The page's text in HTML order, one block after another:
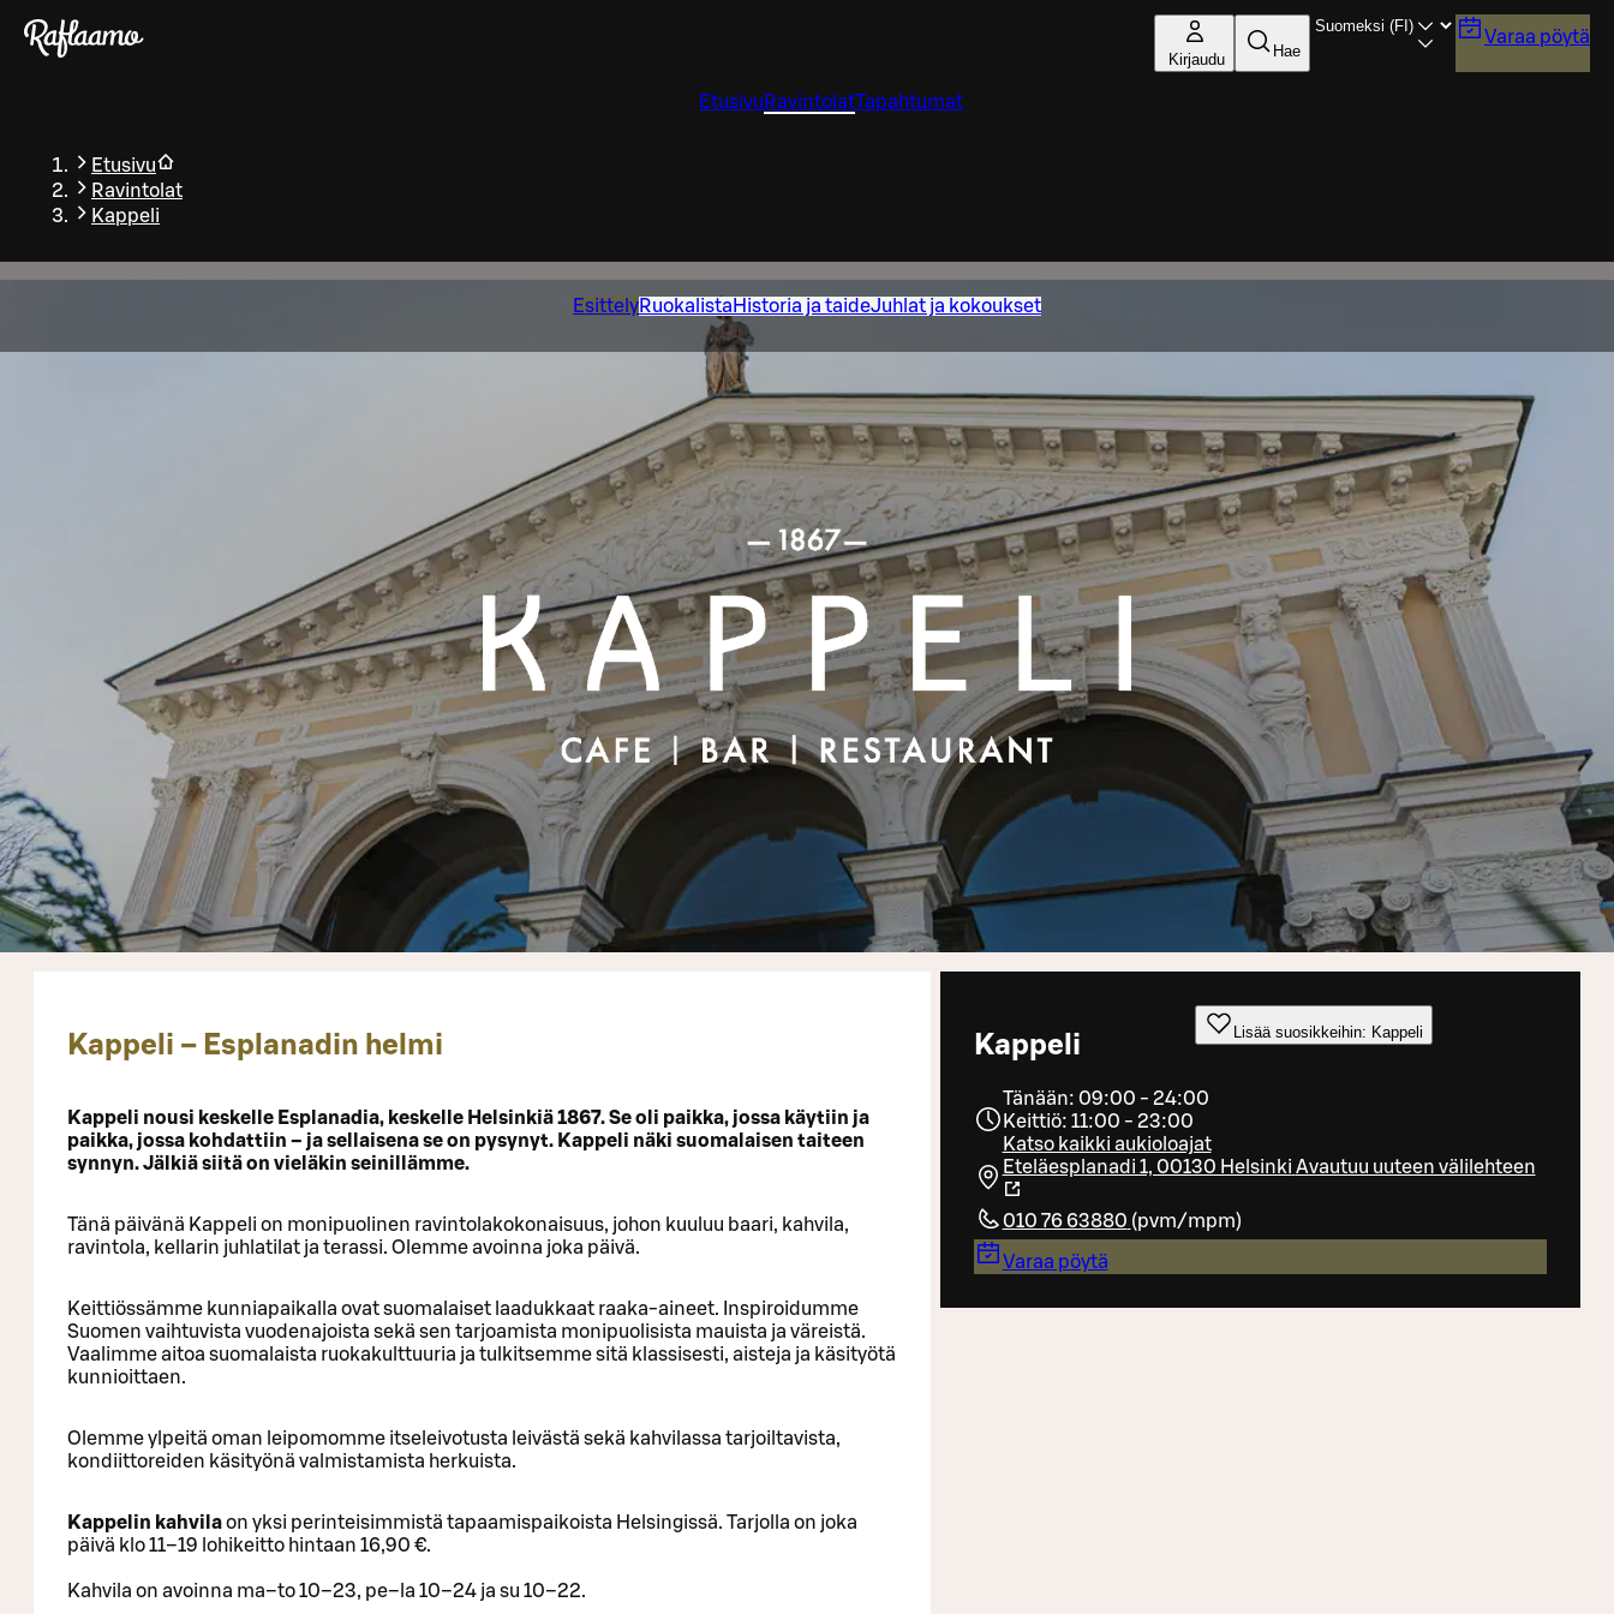
Siirry pääsisältöön
Kirjaudu Hae
Varaa pöytä
Etusivu RavintolatTapahtumat
Etusivu
Ravintolat
Kappeli
EsittelyRuokalista Historia ja taideJuhlat ja kokoukset
Kappeli Lisää suosikkeihin: Kappeli
Tänään: 09:00 - 24:00
Keittiö: 11:00 - 23:00
Katso kaikki aukioloajat
Eteläesplanadi 1, 00130 Helsinki Avautuu uuteen välilehteen
010 76 63880 (pvm/mpm)
Varaa pöytä
Kappeli – Esplanadin helmi
Kappeli nousi keskelle Esplanadia, keskelle Helsinkiä 1867. Se oli paikka, jossa käytiin ja
paikka, jossa kohdattiin – ja sellaisena se on pysynyt. Kappeli näki suomalaisen taiteen
synnyn. Jälkiä siitä on vieläkin seinillämme.
Tänä päivänä Kappeli on monipuolinen ravintolakokonaisuus, johon kuuluu baari, kahvila,
ravintola, kellarin juhlatilat ja terassi. Olemme avoinna joka päivä.
Keittiössämme kunniapaikalla ovat suomalaiset laadukkaat raaka-aineet. Inspiroidumme
Suomen vaihtuvista vuodenajoista sekä sen tarjoamista monipuolisista mauista ja väreistä.
Vaalimme aitoa suomalaista ruokakulttuuria ja tulkitsemme sitä klassisesti, aisteja ja käsityötä
kunnioittaen.
Olemme ylpeitä oman leipomomme itseleivotusta leivästä sekä kahvilassa tarjoiltavista,
kondiittoreiden käsityönä valmistamista herkuista.
Kappelin kahvilaon yksi perinteisimmistä tapaamispaikoista Helsingissä. Tarjolla on joka
päivä klo 11–19 lohikeitto hintaan 16,90 €.
Kahvila on avoinna ma–to 10–23, pe–la 10–24 ja su 10–22.